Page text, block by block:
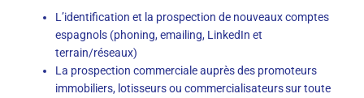
L’identification et la prospection de nouveaux comptes
espagnols (phoning, emailing, LinkedIn et
terrain/réseaux)
La prospection commerciale auprès des promoteurs
immobiliers, lotisseurs ou commercialisateurs sur toute